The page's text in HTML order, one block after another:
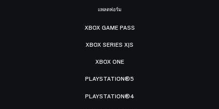
แพลตฟอร์ม
XBOX GAME PASS
XBOX SERIES X|S
XBOX ONE
PLAYSTATION®5
PLAYSTATION®4